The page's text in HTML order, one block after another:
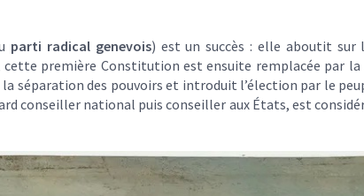
parti radical genevois) est un succès : elle aboutit sur
cette première Constitution est ensuite remplacée par
séparation des pouvoirs et introduit l’élection par le
conseiller national puis conseiller aux États, est